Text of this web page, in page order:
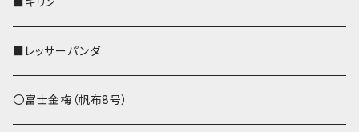
ストラップ付
L字ファスナー財布
その他
■レッサーパンダ
〇富士金梅（帆布8号）